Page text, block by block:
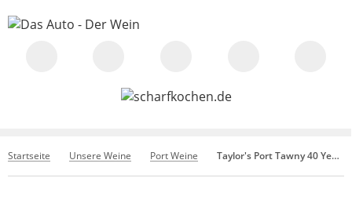
Startseite Unsere Weine Port Weine Taylor's Port Tawny 40 Years Old